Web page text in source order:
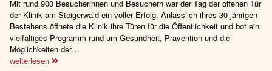
Mit rund 900 Besucherinnen und Besuchern war der Tag der offenen Tür
der Klinik am Steigerwald ein voller Erfolg. Anlässlich ihres 30-jährigen
Bestehens öffnete die Klinik ihre Türen für die Öffentlichkeit und bot ein
vielfältiges Programm rund um Gesundheit, Prävention und die
Möglichkeiten der…
weiterlesen